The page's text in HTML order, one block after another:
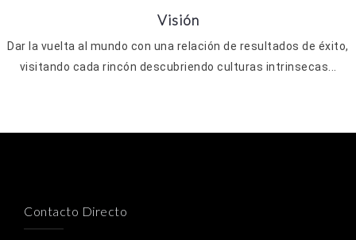
Visión
Dar la vuelta al mundo con una relación de resultados de éxito,
visitando cada rincón descubriendo culturas intrinsecas...
Contacto Directo